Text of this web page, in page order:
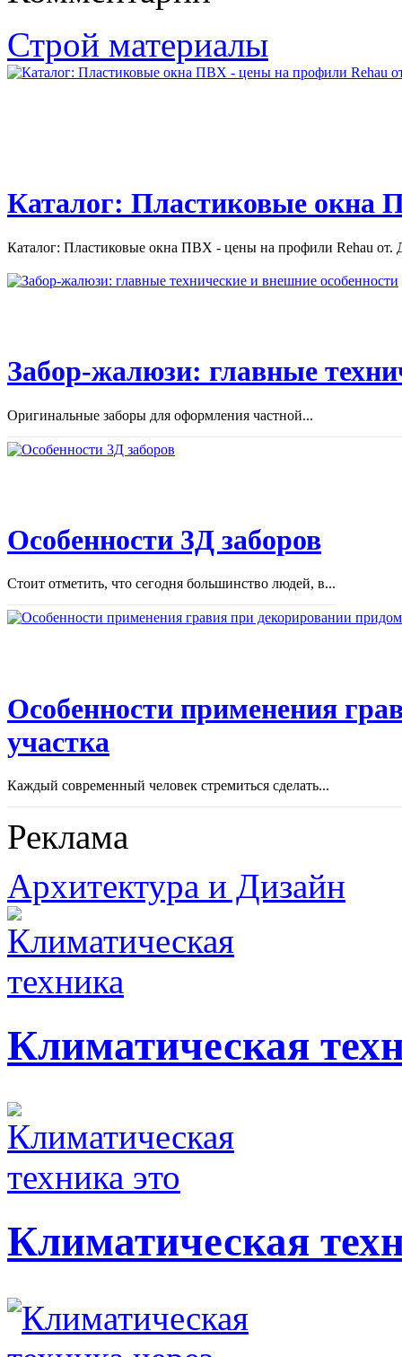
“Остекление балконов и
лоджий”
Videos uploaded by user “Остекление балконов и лоджий. Цены
Строй материалы
Каталог: Пластиковые окна
Каталог: Пластиковые окна ПВХ - цены на профили Rehau от.
Забор-жалюзи: главные
Оригинальные заборы для оформления частной...
Особенности 3Д заборов
Стоит отметить, что сегодня большинство людей, в...
Особенности применения
участка
Каждый современный человек стремиться сделать...
Реклама
Архитектура и Дизайн
Климатическая
Климатическая